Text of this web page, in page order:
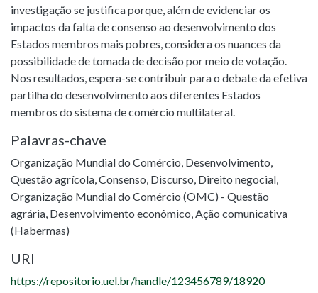
investigação se justifica porque, além de evidenciar os
impactos da falta de consenso ao desenvolvimento dos
Estados membros mais pobres, considera os nuances da
possibilidade de tomada de decisão por meio de votação.
Nos resultados, espera-se contribuir para o debate da efetiva
partilha do desenvolvimento aos diferentes Estados
membros do sistema de comércio multilateral.
Palavras-chave
Organização Mundial do Comércio, Desenvolvimento,
Questão agrícola,Consenso, Discurso, Direito negocial,
Organização Mundial do Comércio (OMC) - Questão
agrária, Desenvolvimento econômico,Ação comunicativa
(Habermas)
URI
https://repositorio.uel.br/handle/123456789/18920